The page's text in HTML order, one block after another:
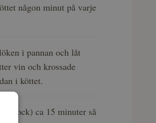
någon minut på varje
i pannan och låt
vin och krossade
i köttet.
lock) ca 15 minuter så